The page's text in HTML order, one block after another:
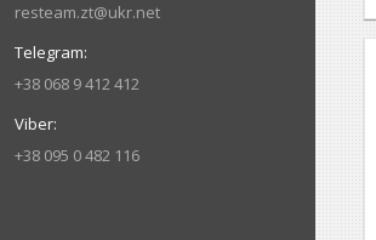
resteam.zt@ukr.net
+38 068 9 412 412
+38 095 0 482 116